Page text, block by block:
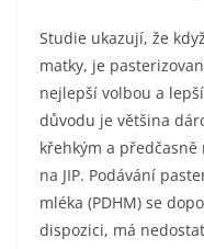
Studie ukazují, že
matky, je
nejlepší volbou a
důvodu je většina
křehkým a
na JIP. Podávání
mléka (PDHM) se
dispozici, má